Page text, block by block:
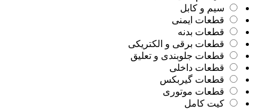
سیم و کابل
قطعات ایمنی
قطعات بدنه
قطعات برقی و الکتریکی
قطعات جلوبندی و تعلیق
قطعات داخلی
قطعات گیربکس
قطعات موتوری
کیت کامل